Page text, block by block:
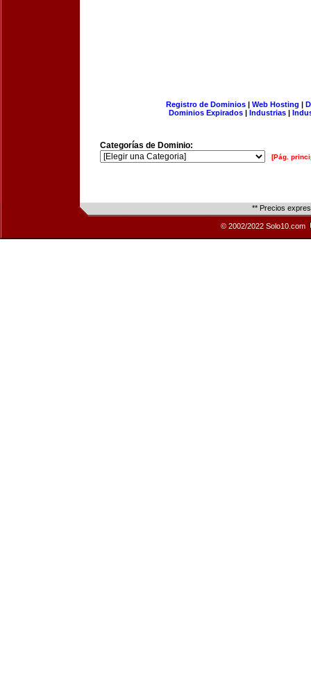
Registro de Dominios| Web Hosting |
Dominios Expirados | Industrias |
Categorías de Dominio:
[Pág.
** Precios
© 2002/2022 Solo10.com